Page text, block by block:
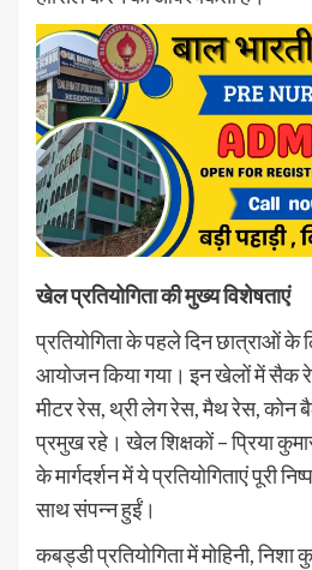
खेल प्रतियोगिता की मुख्य विशेषताएं
प्रतियोगिता के पहले दिन छात्राओं के
आयोजन किया गया। इन खेलों में सैक
मीटर रेस, थ्री लेग रेस, मैथ रेस, कोन
प्रमुख रहे। खेल शिक्षकों – प्रिया
के मार्गदर्शन में ये प्रतियोगिताएं पूरी
साथ संपन्न हुईं।
कबड्डी प्रतियोगिता में मोहिनी, निशा